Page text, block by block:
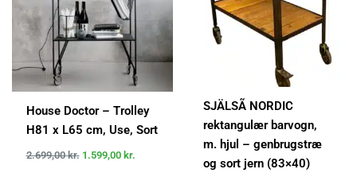
House Doctor – Trolley
H81 x L65 cm, Use, Sort
2.699,00kr. 1.599,00 kr.
SJÄLSÃ NORDIC
rektangulær barvogn,
m. hjul – genbrugstræ
og sort jern (83×40)